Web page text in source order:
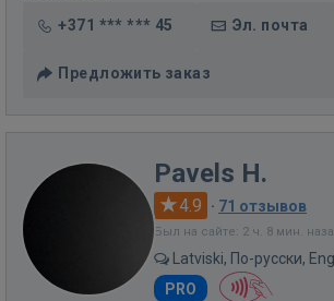
+371 *** *** 45 Эл. почта
Предложить заказ
Pavels H.
4.9 · 71 отзывов
Был на сайте: 2 ч. 8 мин.
Latviski, По-русски,
PRO